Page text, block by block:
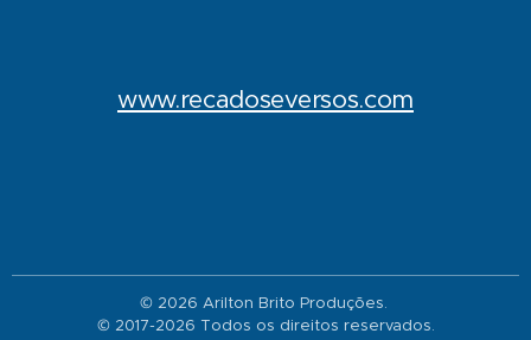
www.recadoseversos.com
© 2026 Arilton Brito Produções.
© 2017-2026 Todos os direitos reservados.